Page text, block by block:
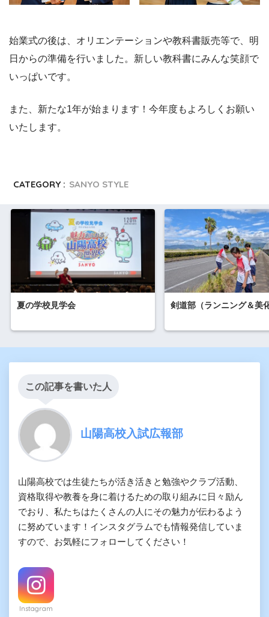
始業式の後は、オリエンテーションや教科書販売等で、明
日からの準備を行いました。新しい教科書にみんな笑顔で
いっぱいです。
また、新たな1年が始まります！今年度もよろしくお願い
いたします。
CATEGORY : SANYO STYLE
夏の学校見学会 剣道部（ランニング＆美
この記事を書いた人
山陽高校入試広報部
山陽高校では生徒たちが活き活きと勉強やクラブ活動、
資格取得や教養を身に着けるための取り組みに日々励ん
でおり、私たちはたくさんの人にその魅力が伝わるよう
に努めています！インスタグラムでも情報発信していま
すので、お気軽にフォローしてください！
Instagram